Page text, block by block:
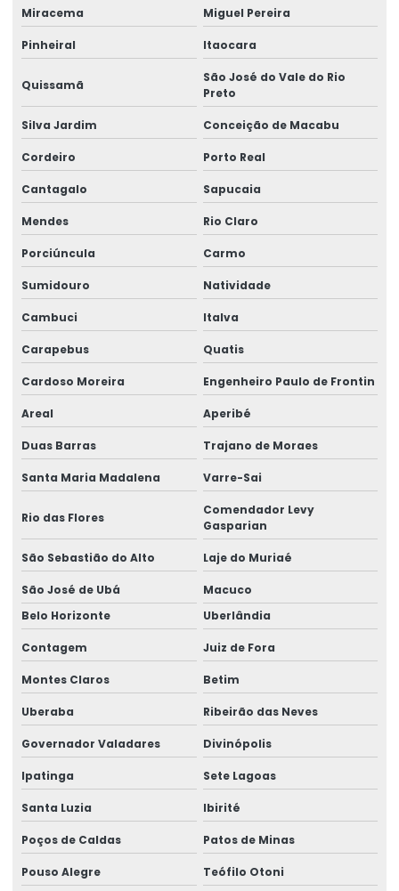
Etiquetas De Papel Couchê Fosco E Brilho
Etiquetas De Preço Para Loja
Etiquetas De Qualidade Com Impressão Personalizada
Etiquetas Eletrônicas E Impressas
Etiquetas Em Papel Para Diversos Usos
Etiquetas Para Brindes E Promoções
Etiquetas Para Classificação De Produtos
Etiquetas Para Comércio
Etiquetas Para Embalagens De Produtos
Etiquetas Para Marcação De Preços
Etiquetas Para Produtos Alimentícios
Etiquetas Para Produtos Artesanais E Industriais
Etiquetas Para Produtos Farmacêuticos E Cosméticos
Etiquetas Para Roupas Com Código De Barras
Etiquetas Personalizadas Para Vendas Online
Etiquetas Proporcionais A Preços Acessíveis
Etiquetas Resistentes À Água E Óleo
Fabricação De Etiquetas Adesivas Personalizadas
Fabricação De Etiquetas De Bopp Metalizado
Fabricante De Etiquetas Para Loja
Fabricante De Rótulos Adesivos Personalizados
Fabricante De Rótulos Personalizados
Miracema Miguel Pereira
Pinheiral Itaocara
Quissamã
São José do Vale do Rio
Preto
Silva Jardim Conceição de Macabu
Cordeiro Porto Real
Cantagalo Sapucaia
Mendes Rio Claro
Porciúncula Carmo
Sumidouro Natividade
Cambuci Italva
Carapebus Quatis
Cardoso Moreira Engenheiro Paulo de Frontin
Areal Aperibé
Duas Barras Trajano de Moraes
Santa Maria Madalena Varre-Sai
Rio das Flores
Comendador Levy
Gasparian
São Sebastião do Alto Laje do Muriaé
São José de Ubá
Macuco
Belo Horizonte
Uberlândia
Contagem Juiz de Fora
Montes Claros Betim
Uberaba Ribeirão das Neves
Governador Valadares Divinópolis
Ipatinga Sete Lagoas
Santa Luzia Ibirité
Poços de Caldas Patos de Minas
Pouso Alegre Teófilo Otoni